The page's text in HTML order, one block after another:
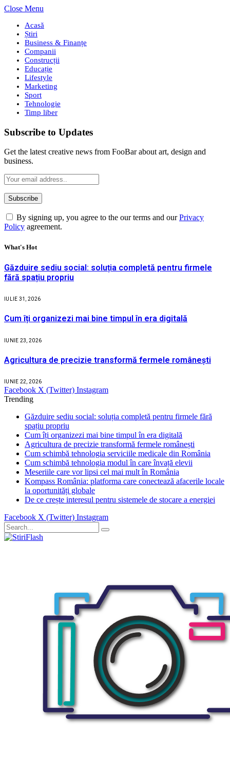
Close Menu
Acasă
Știri
Business & Finanțe
Companii
Construcții
Educație
Lifestyle
Marketing
Sport
Tehnologie
Timp liber
Subscribe to Updates
Get the latest creative news from FooBar about art, design and
business.
By signing up, you agree to the our terms and ourPrivacy
Policy agreement.
What's Hot
Găzduire sediu social: soluția completă pentru firmele
fără spațiu propriu
IULIE 31, 2026
Cum îți organizezi mai bine timpul în era digitală
IUNIE 23, 2026
Agricultura de precizie transformă fermele românești
IUNIE 22, 2026
Facebook X (Twitter) Instagram
Trending
Găzduire sediu social: soluția completă pentru firmele fără
spațiu propriu
Cum îți organizezi mai bine timpul în era digitală
Agricultura de precizie transformă fermele românești
Cum schimbă tehnologia serviciile medicale din România
Cum schimbă tehnologia modul în care învață elevii
Meseriile care vor lipsi cel mai mult în România
Kompass România: platforma care conectează afacerile locale
la oportunități globale
De ce crește interesul pentru sistemele de stocare a energiei
Facebook X (Twitter) Instagram